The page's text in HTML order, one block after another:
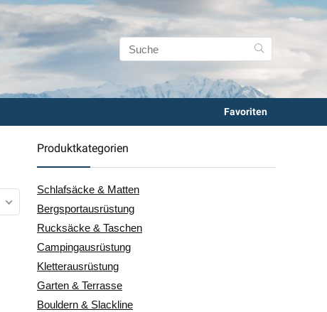
Favoriten
Produktkategorien
Schlafsäcke & Matten
Bergsportausrüstung
Rucksäcke & Taschen
Campingausrüstung
Kletterausrüstung
Garten & Terrasse
Bouldern & Slackline